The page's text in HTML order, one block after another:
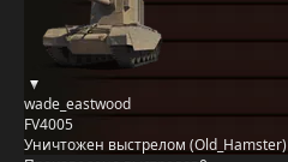
wade_eastwood
FV4005
Уничтожен выстрелом (Old_Hamster)